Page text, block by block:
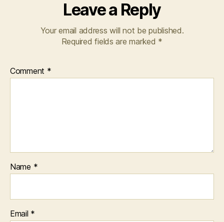
Leave a Reply
Your email address will not be published.
Required fields are marked *
Comment *
Name *
Email *